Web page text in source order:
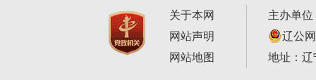
关于本网
网站声明
网站地图
主办单
辽公
地址：辽